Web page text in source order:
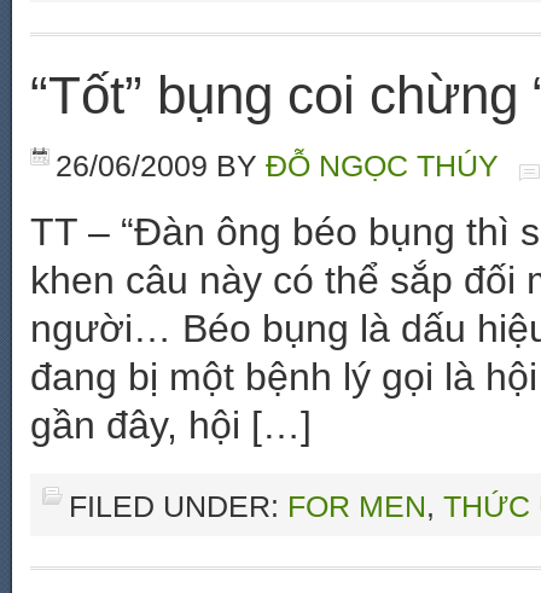
“Tốt” bụng coi
26/06/2009 BY ĐỖ NGỌC THÚY
TT – “Đàn ông béo bụng thì
khen câu này có thể sắp
người… Béo bụng là dấu
đang bị một bệnh lý gọi là
gần đây, hội […]
FILED UNDER: FOR MEN, THỨC